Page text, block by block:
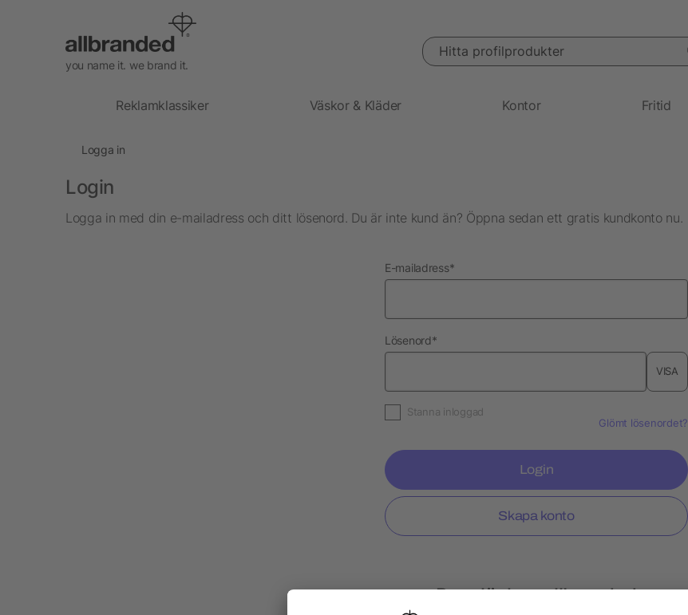
you name it. we brand it.
Hitta profilprodukter
Reklamklassiker Väskor & Kläder Kontor Fritid
Logga in
Login
Logga in med din e-mailadress och ditt lösenord. Du är inte kund än? Öppna sedan ett gratis kundkonto nu.
E-mailadressnödvändig
*
Lösenordnödvändig
*
VISA
Stanna inloggad
Glömt lösenordet?
Login
Skapa konto
Populär hos allbranded